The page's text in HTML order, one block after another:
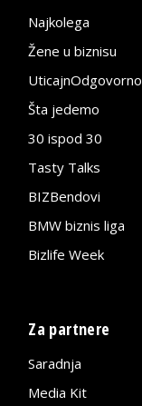
Najkolega
Žene u biznisu
UticajnOdgovorno
Šta jedemo
30 ispod 30
Tasty Talks
BIZBendovi
BMW biznis liga
Bizlife Week
Za partnere
Saradnja
Media Kit